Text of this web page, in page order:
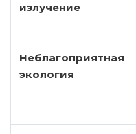
излучение
Неблагоприятная
экология